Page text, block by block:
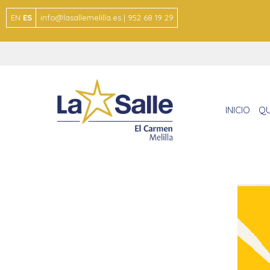
EN ES info@lasallemelilla.es | 952 68 19 29
INICIO